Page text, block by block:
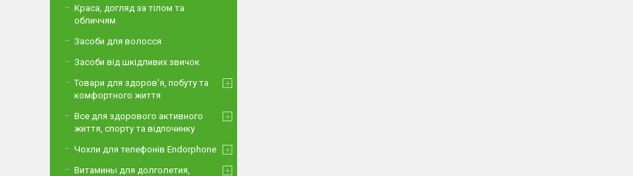
Краса, догляд за тілом та
обличчям
Засоби для волосся
Засоби від шкідливих звичок
Товари для здоров'я, побуту та
комфортного життя
Все для здорового активного
життя, спорту та відпочинку
Чохли для телефонів Endorphone
Витамины для долголетия,